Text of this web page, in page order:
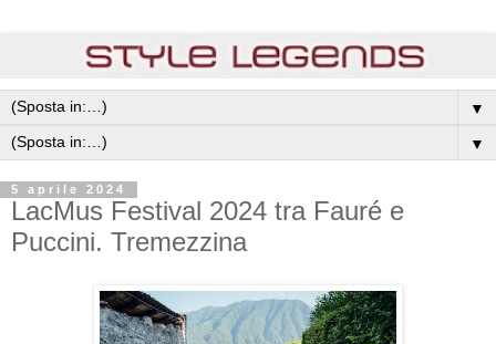
▼
▼
5 aprile 2024
LacMus Festival 2024 tra Fauré e
Puccini. Tremezzina